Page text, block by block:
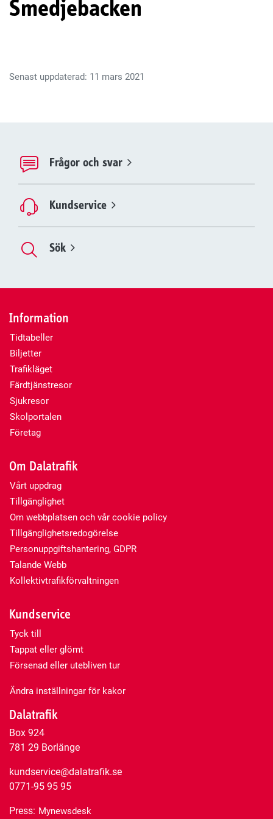
Smedjebacken
Senast uppdaterad: 11 mars 2021
Frågor och svar
Kundservice
Sök
Information
Tidtabeller
Biljetter
Trafikläget
Färdtjänstresor
Sjukresor
Skolportalen
Företag
Om Dalatrafik
Vårt uppdrag
Tillgänglighet
Om webbplatsen och vår cookie policy
Tillgänglighetsredogörelse
Personuppgiftshantering, GDPR
Talande Webb
Kollektivtrafikförvaltningen
Kundservice
Tyck till
Tappat eller glömt
Försenad eller utebliven tur
Ändra inställningar för kakor
Dalatrafik
Box 924
781 29 Borlänge
kundservice@dalatrafik.se
0771-95 95 95
Press: Mynewsdesk